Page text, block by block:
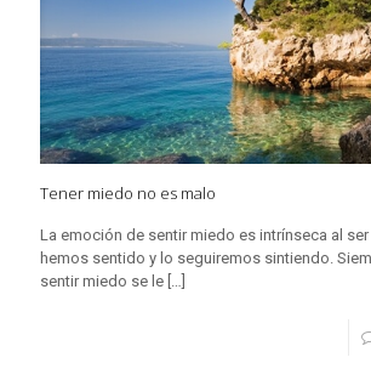
Tener miedo no es malo
La emoción de sentir miedo es intrínseca al
hemos sentido y lo seguiremos sintiendo.
sentir miedo se le […]